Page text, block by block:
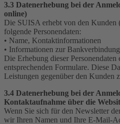
3.3 Datenerhebung bei der
online)
Die SUISA erhebt von den Kunden
folgende Personendaten:
• Name, Kontaktinformationen
• Informationen zur Bankverbindung
Die Erhebung dieser
entsprechenden Formulare. Diese
Leistungen gegenüber den Kunden
3.4 Datenerhebung bei der
Kontaktaufnahme über die
Wenn Sie sich für den Newsletter
wir Ihren Namen und Ihre E-Mail-